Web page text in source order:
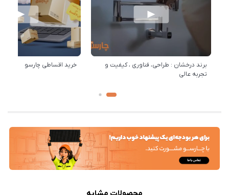
برند درخشان : طراحی، فناوری ، کیفیت و
تجربه عالی
خرید اقساطی چارسو